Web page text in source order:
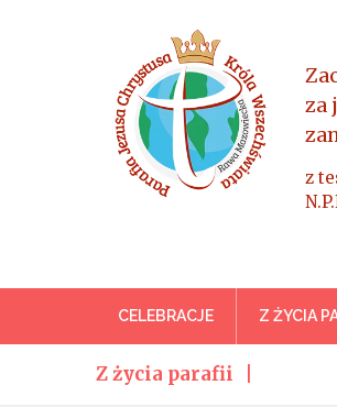
Parafia
za
z
CELEBRACJE Z ŻYCIA
Z życia parafii